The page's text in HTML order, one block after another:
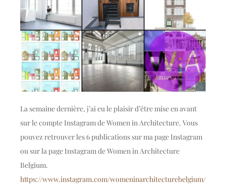
La semaine dernière, j’ai eu le plaisir d’être mise en avant
sur le compte Instagram deWomen in Architecture. Vous
pouvez retrouver les 6 publications sur ma page Instagram
ou sur la page Instagram de Women in Architecture
Belgium.
https://www.instagram.com/womeninarchitecturebelgium/